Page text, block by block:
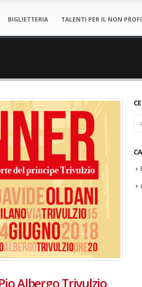
BIGLIETTERIA TALENTI PER IL NON
Albergo Trivulzio